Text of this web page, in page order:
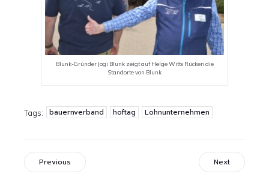
Blunk-Gründer Jogi Blunk zeigt auf Helge Witts Rücken die
Standorte von Blunk
Tags: bauernverband hoftag Lohnunternehmen
Previous Next